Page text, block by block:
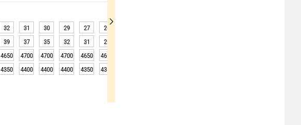
32 31 30 29 27 26
39 37 35 32 31 29
4650 4700 4700 4700 4650 4650
4350 4400 4400 4400 4350 4350